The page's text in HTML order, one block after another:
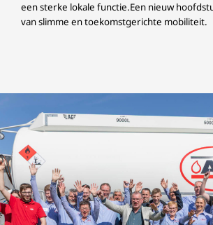
een sterke lokale functie.Een nieuw
van slimme en toekomstgerichte mobiliteit.